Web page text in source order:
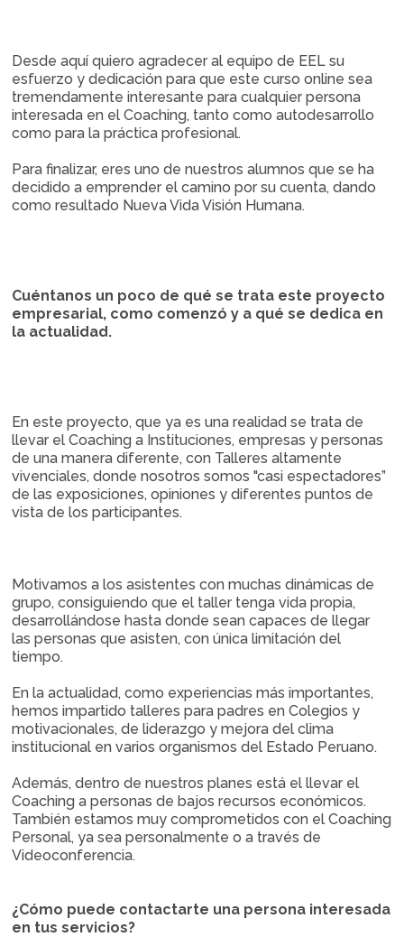
Desde aquí quiero agradecer al equipo de EEL su
esfuerzo y dedicación para que este curso online sea
tremendamente interesante para cualquier persona
interesada en el Coaching, tanto como autodesarrollo
como para la práctica profesional.
Para finalizar, eres uno de nuestros alumnos que se ha
decidido a emprender el camino por su cuenta, dando
como resultado Nueva Vida Visión Humana.
Cuéntanos un poco de qué se trata este proyecto
empresarial, como comenzó y a qué se dedica en
la actualidad.
En este proyecto, que ya es una realidad se trata de
llevar el Coaching a Instituciones, empresas y personas
de una manera diferente, con Talleres altamente
vivenciales, donde nosotros somos "casi espectadores”
de las exposiciones, opiniones y diferentes puntos de
vista de los participantes.
Motivamos a los asistentes con muchas dinámicas de
grupo, consiguiendo que el taller tenga vida propia,
desarrollándose hasta donde sean capaces de llegar
las personas que asisten, con única limitación del
tiempo.
En la actualidad, como experiencias más importantes,
hemos impartido talleres para padres en Colegios y
motivacionales, de liderazgo y mejora del clima
institucional en varios organismos del Estado Peruano.
Además, dentro de nuestros planes está el llevar el
Coaching a personas de bajos recursos económicos.
También estamos muy comprometidos con el Coaching
Personal, ya sea personalmente o a través de
Videoconferencia.
¿Cómo puede contactarte una persona interesada
en tus servicios?